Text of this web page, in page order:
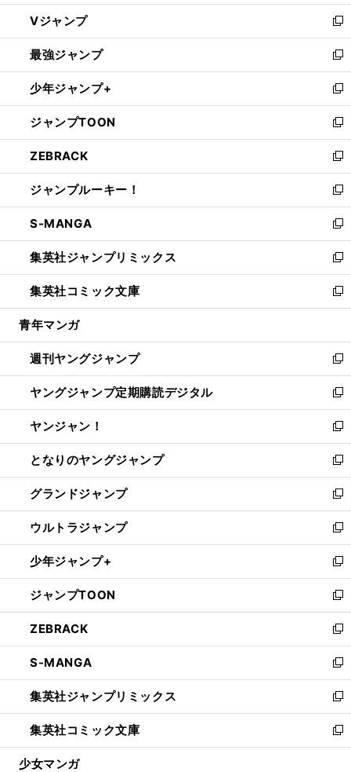
ウ
ィ
ン
ド
ウ
で
開
く
し
い
ウ
ィ
ン
ド
ウ
で
開
く
Vジャンプ
新
し
い
ウ
ィ
ン
ド
ウ
で
開
く
最強ジャンプ
新
し
い
ウ
ィ
ン
ド
ウ
で
開
く
少年ジャンプ+
新
し
い
ウ
ィ
ン
ド
ウ
で
開
く
ジャンプTOON
新
し
い
ウ
ィ
ン
ド
ウ
で
開
く
ZEBRACK
新
し
い
ウ
ィ
ン
ド
ウ
で
開
ジャンプルーキー！
新
し
い
ウ
ィ
ン
ド
ウ
開
く
S-MANGA
新
し
い
ウ
ィ
ン
ウ
で
開
く
集英社ジャンプリミックス
新
し
い
ウ
ン
ド
ウ
で
開
く
集英社コミック文庫
新
し
ウ
ィ
ン
ド
ウ
で
開
く
青年マンガ
週刊ヤングジャンプ
新
し
い
ウ
ィ
ン
ド
ウ
で
開
く
ヤングジャンプ定期購読デジタル
新
し
い
ウ
ィ
ン
ド
ウ
で
開
く
ヤンジャン！
新
し
い
ウ
ィ
ン
ド
ウ
で
開
く
となりのヤングジャンプ
新
し
い
ウ
ィ
ン
ド
ウ
で
開
く
グランドジャンプ
新
し
い
ウ
ィ
ン
ド
ウ
で
開
く
ウルトラジャンプ
新
し
い
ウ
ィ
ン
ド
ウ
で
開
く
少年ジャンプ+
新
し
い
ウ
ィ
ン
ド
ウ
で
開
く
ジャンプTOON
新
し
い
ウ
ィ
ン
ド
ウ
で
開
ZEBRACK
新
し
い
ウ
ィ
ン
ド
ウ
S-MANGA
新
し
い
ウ
ィ
ン
集英社ジャンプリミックス
新
し
い
ウ
集英社コミック文庫
新
し
少女マンガ